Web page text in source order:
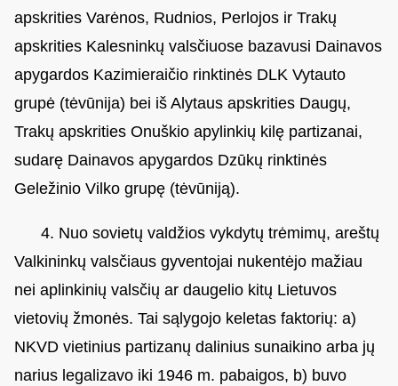
apskrities Varėnos, Rudnios, Perlojos ir Trakų
apskrities Kalesninkų valsčiuose bazavusi Dainavos
apygardos Kazimieraičio rinktinės DLK Vytauto
grupė (tėvūnija) bei iš Alytaus apskrities Daugų,
Trakų apskrities Onuškio apylinkių kilę partizanai,
sudarę Dainavos apygardos Dzūkų rinktinės
Geležinio Vilko grupę (tėvūniją).
4. Nuo sovietų valdžios vykdytų trėmimų, areštų
Valkininkų valsčiaus gyventojai nukentėjo mažiau
nei aplinkinių valsčių ar daugelio kitų Lietuvos
vietovių žmonės. Tai sąlygojo keletas faktorių: a)
NKVD vietinius partizanų dalinius sunaikino arba jų
narius legalizavo iki 1946 m. pabaigos, b) buvo